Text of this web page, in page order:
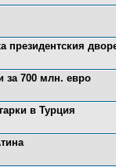
президентския
за 700 млн. евро
в Турция